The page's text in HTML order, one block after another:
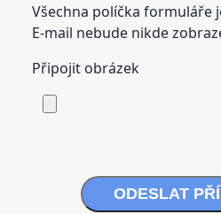
Všechna políčka formuláře
E-mail nebude nikde
Připojit obrázek
ODESLAT